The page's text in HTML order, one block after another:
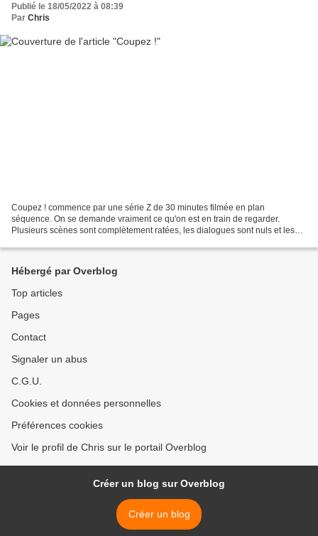
Publié le 18/05/2022 à 08:39
Par Chris
Coupez ! commence par une série Z de 30 minutes filmée en plan
séquence. On se demande vraiment ce qu'on est en train de regarder.
Plusieurs scènes sont complètement ratées, les dialogues sont nuls et les
Hébergé par Overblog
Top articles
Pages
Contact
Signaler un abus
C.G.U.
Cookies et données personnelles
Préférences cookies
Voir le profil de Chris sur le portail Overblog
Créer un blog sur Overblog
Créer un blog